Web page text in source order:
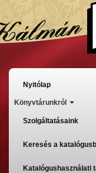
Ugrás
a
tartalomra
Főmenü
Nyitólap
Könyvtárunkról
Szolgáltatásaink
Keresés a
Katalógushasználati